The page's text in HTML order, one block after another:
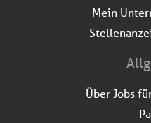
Mein
Über Jobs